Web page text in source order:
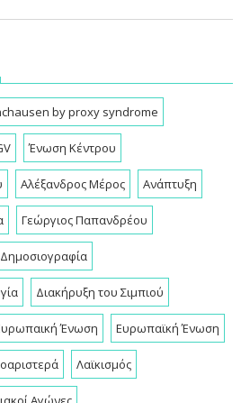
by proxy syndrome
Ένωση Κέντρου
Αλέξανδρος Μέρος Ανάπτυξη
Γεώργιος Παπανδρέου
Δημοσιογραφία
Διακήρυξη του Σιμπιού
Ένωση Ευρωπαϊκή Ένωση
Λαϊκισμός